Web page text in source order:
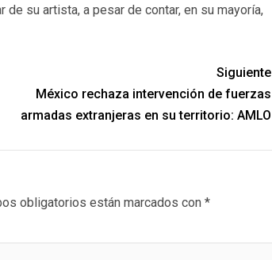
su artista, a pesar de contar, en su mayoría,
Siguiente
México rechaza intervención de fuerzas
armadas extranjeras en su territorio: AMLO
obligatorios están marcados con *